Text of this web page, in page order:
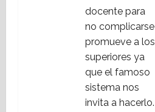
docente para
no complicarse
promueve a los
superiores ya
que el famoso
sistema nos
invita a hacerlo.